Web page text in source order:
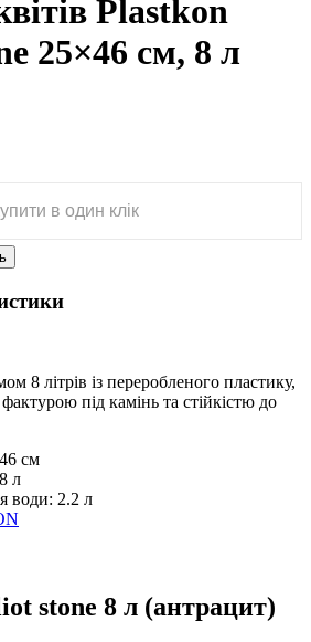
Plastkon
25×46 см, 8 л
в один клік
8 літрів із переробленого пластику,
під камінь та стійкістю до
см
8 л
води: 2.2 л
stone 8 л (антрацит)